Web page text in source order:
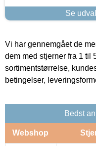
Se
Vi har gennemgået de
dem med stjerner fra 1 til
sortimentstørrelse,
betingelser,
Bedst
Webshop